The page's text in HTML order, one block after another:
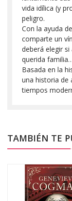
vida idílica (y
peligro.
Con la ayuda
comparte un
deberá elegir
querida
Basada en la
una historia de
tiempos
TAMBIÉN TE